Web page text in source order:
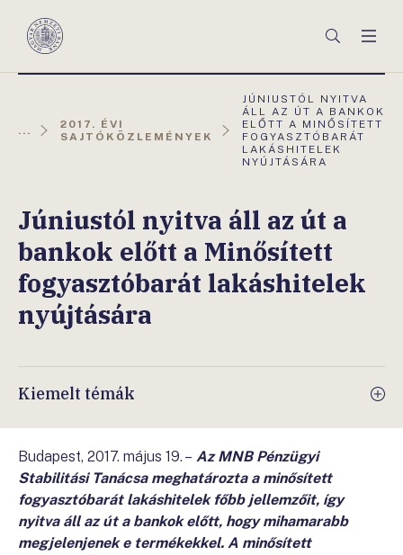
Magyar
Keresés
...
2017. ÉVI
SAJTÓKÖZLEMÉNYEK
AKTUÁLIS
OLDAL:
JÚNIUSTÓL NYITVA
ÁLL AZ ÚT A BANKOK
ELŐTT A MINŐSÍTETT
FOGYASZTÓBARÁT
LAKÁSHITELEK
NYÚJTÁSÁRA
Júniustól nyitva áll az út a
bankok előtt a Minősített
fogyasztóbarát lakáshitelek
nyújtására
Kiemelt témák
Budapest, 2017. május 19. – Az MNB Pénzügyi
Stabilitási Tanácsa meghatározta a minősített
fogyasztóbarát lakáshitelek főbb jellemzőit, így
nyitva áll az út a bankok előtt, hogy mihamarabb
megjelenjenek e termékekkel. A minősített